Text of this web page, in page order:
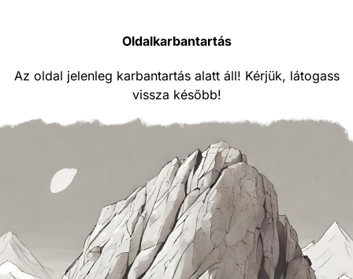
Oldalkarbantartás
Az oldal jelenleg karbantartás alatt áll! Kérjük, látogass
vissza később!